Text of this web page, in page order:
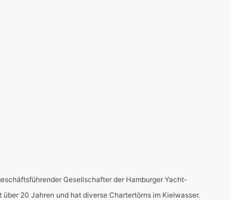
Gesellschafter der Hamburger Yacht-
20 Jahren und hat diverse Chartertörns im Kielwasser.